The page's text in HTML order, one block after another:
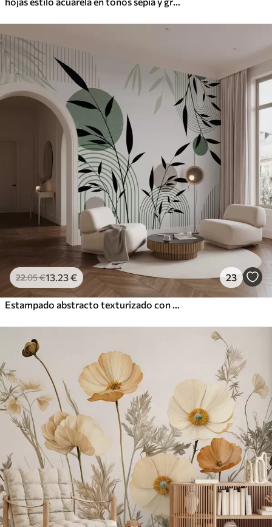
22.05€13 .23€ 23